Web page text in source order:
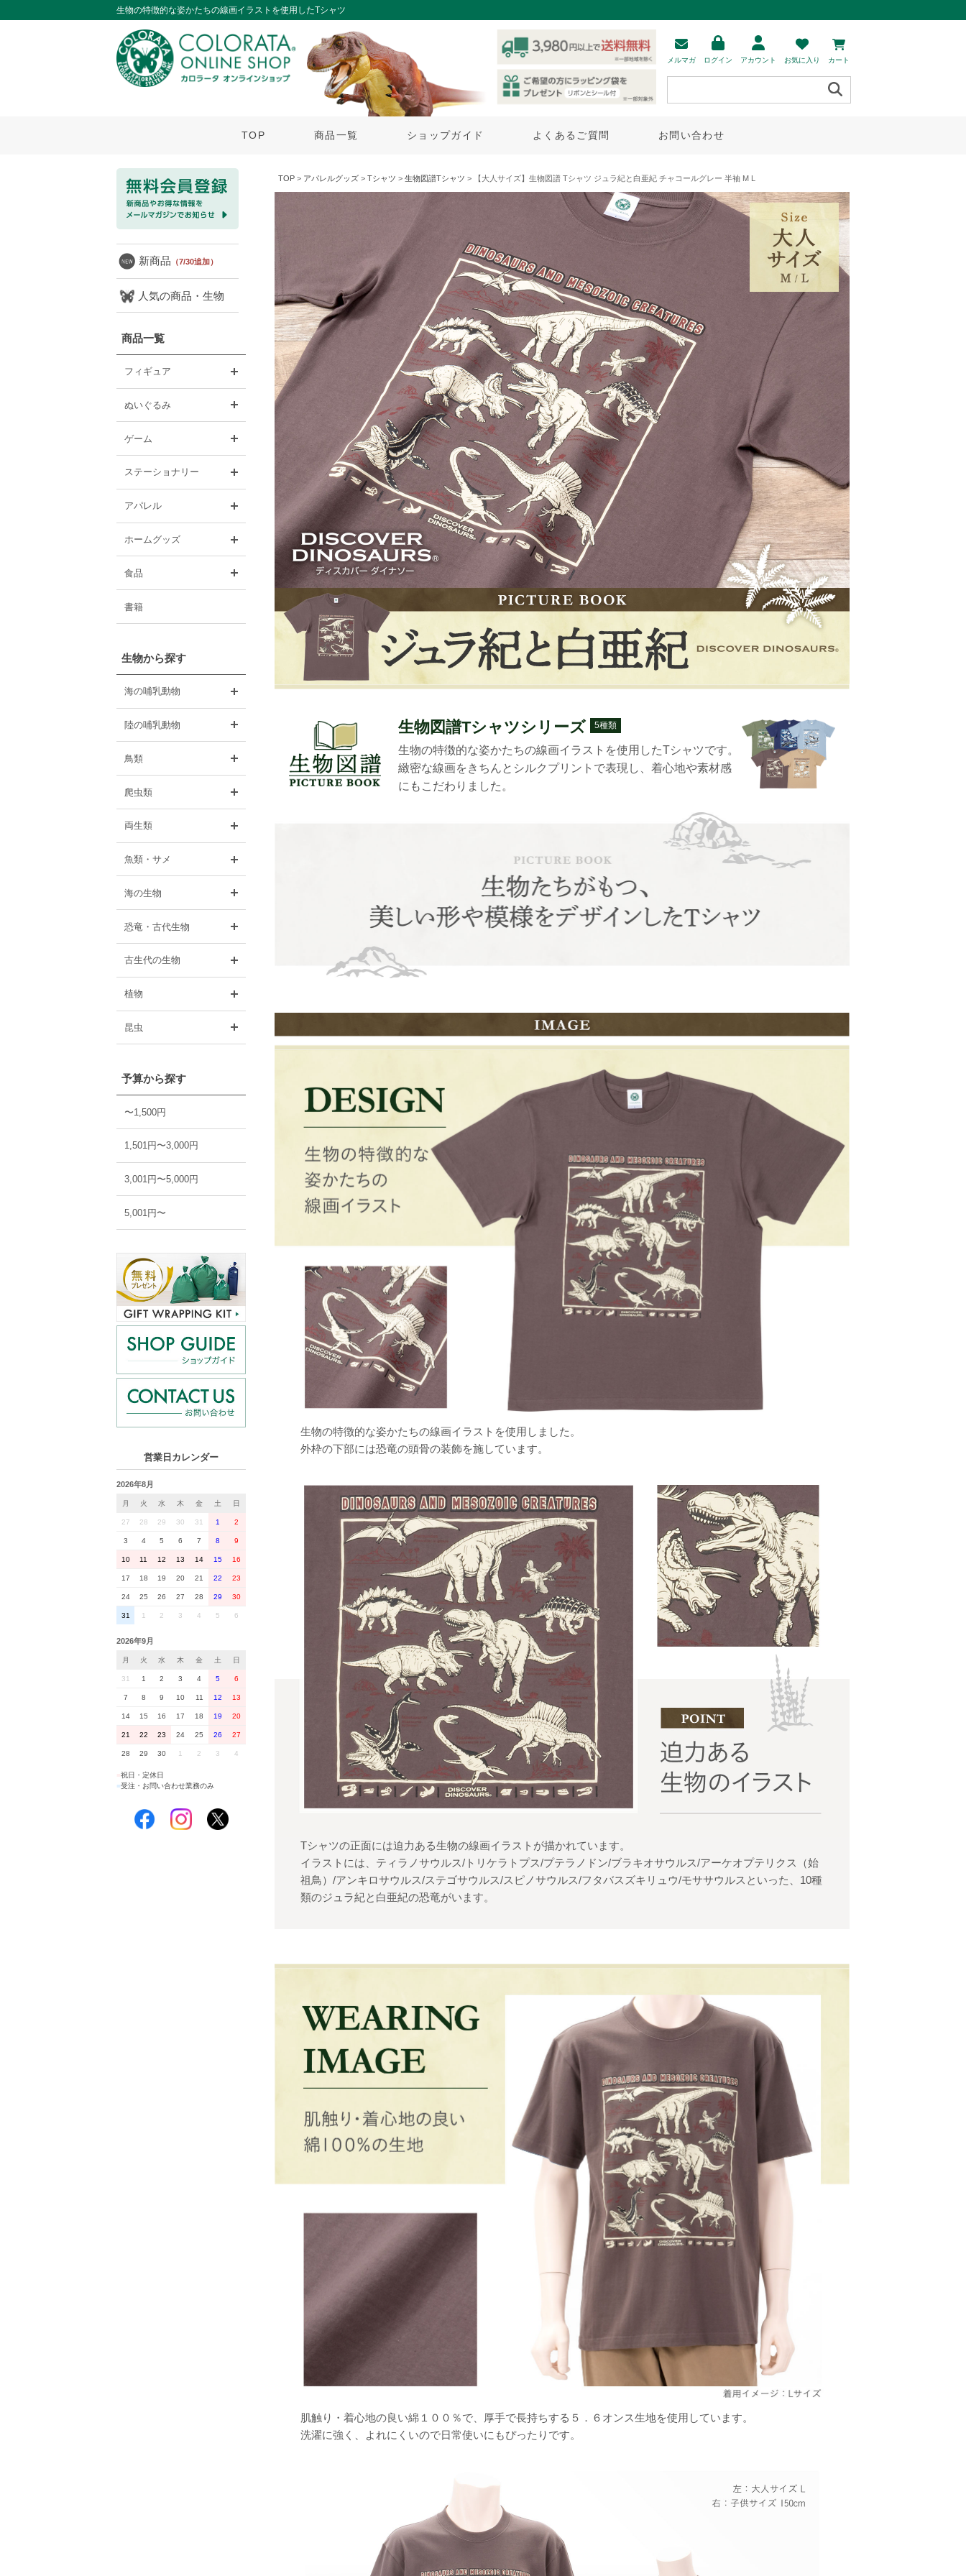
生物の特徴的な姿かたちの線画イラストを使用したTシャツ
メルマガ ログイン アカウント お気に入り カート
TOP 商品一覧 ショップガイド よくあるご質問 お問い合わせ
新商品 （7/30追加）
人気の商品・生物
商品一覧
フィギュア
ぬいぐるみ
ゲーム
ステーショナリー
アパレル
ホームグッズ
食品
書籍
生物から探す
海の哺乳動物
陸の哺乳動物
鳥類
爬虫類
両生類
魚類・サメ
海の生物
恐竜・古代生物
古生代の生物
植物
昆虫
予算から探す
〜1,500円
1,501円〜3,000円
3,001円〜5,000円
5,001円〜
営業日カレンダー
2026年8月
月 火 水 木 金 土 日
27 28 29 30 31 1 2
3 4 5 6 7 8 9
10 11 12 13 14 15 16
17 18 19 20 21 22 23
24 25 26 27 28 29 30
31 1 2 3 4 5 6
2026年9月
月 火 水 木 金 土 日
31 1 2 3 4 5 6
7 8 9 10 11 12 13
14 15 16 17 18 19 20
21 22 23 24 25 26 27
28 29 30 1 2 3 4
祝日・定休日
■受注・お問い合わせ業務のみ
TOP > アパレルグッズ > Tシャツ > 生物図譜Tシャツ > 【大人サイズ】生物図譜 Tシャツ ジュラ紀と白亜紀 チャコールグレー 半袖 M L
生物図譜Tシャツシリーズ 5種類
生物の特徴的な姿かたちの線画イラストを使用したTシャツです。
緻密な線画をきちんとシルクプリントで表現し、着心地や素材感
にもこだわりました。
生物の特徴的な姿かたちの線画イラストを使用しました。
外枠の下部には恐竜の頭骨の装飾を施しています。
Tシャツの正面には迫力ある生物の線画イラストが描かれています。
イラストには、ティラノサウルス/トリケラトプス/プテラノドン/ブラキオサウルス/アーケオプテリクス（始
祖鳥）/アンキロサウルス/ステゴサウルス/スピノサウルス/フタバスズキリュウ/モササウルスといった、10種
類のジュラ紀と白亜紀の恐竜がいます。
肌触り・着心地の良い綿１００％で、厚手で長持ちする５．６オンス生地を使用しています。
洗濯に強く、よれにくいので日常使いにもぴったりです。